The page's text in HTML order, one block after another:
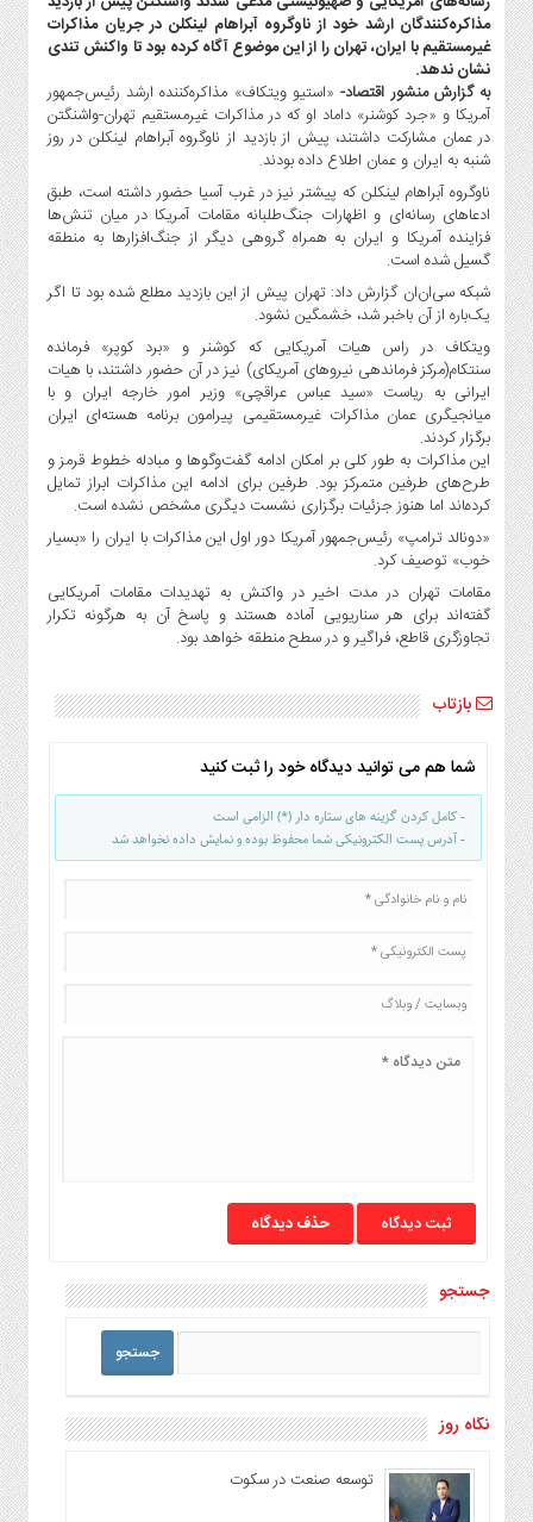
آپ
و
فن
آوری
بانک
،
بیمه
و
ارز
دیجیتال
کشاورزی
و
صنایع
غذایی
سیاسی
و
بین
الملل
نگاه
روز
گوناگون
مذاکره‌کنندگان ارشد خود از ناوگروه آبراهام لینکلن در جریان مذاکرات
غیرمستقیم با ایران، تهران را از این موضوع آگاه کرده بود تا واکنش تندی
نشان ندهد.
به گزارش منشور اقتصاد-«استیو ویتکاف» مذاکره‌کننده ارشد رئیس‌جمهور
آمریکا و «جرد کوشنر» داماد او که در مذاکرات غیرمستقیم تهران-واشنگتن
در عمان مشارکت داشتند، پیش از بازدید از ناوگروه آبراهام لینکلن در روز
شنبه به ایران و عمان اطلاع داده بودند.
ناوگروه آبراهام لینکلن که پیشتر نیز در غرب آسیا حضور داشته است، طبق
ادعاهای رسانه‌ای و اظهارات جنگ‌طلبانه مقامات آمریکا در میان تنش‌ها
فزاینده آمریکا و ایران به همراه گروهی دیگر از جنگ‌افزارها به منطقه
گسیل شده است.
شبکه سی‌ان‌ان گزارش داد: تهران پیش از این بازدید مطلع شده بود تا اگر
یک‌باره از آن باخبر شد، خشمگین نشود.
ویتکاف در راس هیات آمریکایی که کوشنر و «برد کوپر» فرمانده
سنتکام(مرکز فرماندهی نیروهای آمریکای) نیز در آن حضور داشتند، با هیات
ایرانی به ریاست «سید عباس عراقچی» وزیر امور خارجه ایران و با
میانجیگری عمان مذاکرات غیرمستقیمی پیرامون برنامه هسته‌ای ایران
برگزار کردند.
این مذاکرات به طور کلی بر امکان ادامه گفت‌وگوها و مبادله خطوط قرمز و
طرح‌های طرفین متمرکز بود. طرفین برای ادامه این مذاکرات ابراز تمایل
کرده‌‍اند اما هنوز جزئیات برگزاری نشست دیگری مشخص نشده است.
«دونالد ترامپ» رئیس‌جمهور آمریکا دور اول این مذاکرات با ایران را «بسیار
خوب» توصیف کرد.
مقامات تهران در مدت اخیر در واکنش به تهدیدات مقامات آمریکایی
گفته‌اند برای هر سناریویی آماده هستند و پاسخ آن به هرگونه تکرار
تجاوزگری قاطع، فراگیر و در سطح منطقه خواهد بود.
بازتاب
شما هم می توانید دیدگاه خود را ثبت کنید
- کامل کردن گزینه های ستاره دار (*) الزامی است
- آدرس پست الکترونیکی شما محفوظ بوده و نمایش داده نخواهد شد
حذف دیدگاه
جستجو
نگاه روز
توسعه صنعت در سکوت